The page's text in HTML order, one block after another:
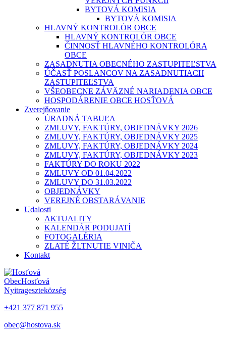
BYTOVÁ KOMISIA
BYTOVÁ KOMISIA
HLAVNÝ KONTROLÓR OBCE
HLAVNÝ KONTROLÓR OBCE
ČINNOSŤ HLAVNÉHO KONTROLÓRA
OBCE
ZASADNUTIA OBECNÉHO ZASTUPITEĽSTVA
ÚČASŤ POSLANCOV NA ZASADNUTIACH
ZASTUPITEĽSTVA
VŠEOBECNE ZÁVÄZNÉ NARIADENIA OBCE
HOSPODÁRENIE OBCE HOSŤOVÁ
Zverejňovanie
ÚRADNÁ TABUĽA
ZMLUVY, FAKTÚRY, OBJEDNÁVKY 2026
ZMLUVY, FAKTÚRY, OBJEDNÁVKY 2025
ZMLUVY, FAKTÚRY, OBJEDNÁVKY 2024
ZMLUVY, FAKTÚRY, OBJEDNÁVKY 2023
FAKTÚRY DO ROKU 2022
ZMLUVY OD 01.04.2022
ZMLUVY DO 31.03.2022
OBJEDNÁVKY
VEREJNÉ OBSTARÁVANIE
Udalosti
AKTUALITY
KALENDÁR PODUJATÍ
FOTOGALÉRIA
ZLATÉ ŽLTNUTIE VINIČA
Kontakt
ObecHosťová
Nyitrageszteközség
+421 377 871 955
obec@hostova.sk